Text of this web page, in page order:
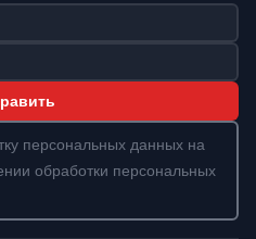
персональных данных на
обработки персональных